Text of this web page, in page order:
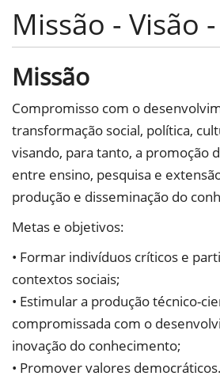
Missão - Visão
Missão
Compromisso com o
transformação social, política,
visando, para tanto, a promoção
entre ensino, pesquisa e
produção e disseminação do
Metas e objetivos:
• Formar indivíduos críticos e
contextos sociais;
• Estimular a produção técnico-
compromissada com o
inovação do conhecimento;
• Promover valores democráticos.